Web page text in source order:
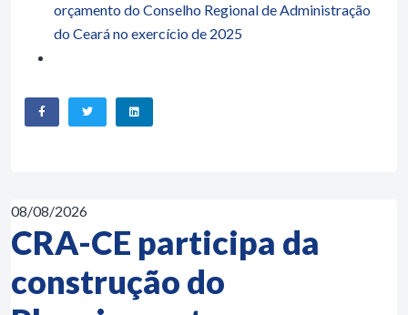
orçamento do Conselho Regional de Administração
do Ceará no exercício de 2025
08/08/2026
CRA-CE participa da
construção do